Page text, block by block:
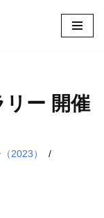
ー 開催
2023）